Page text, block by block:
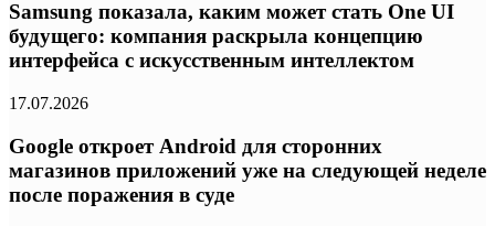
Samsung показала, каким может стать One UI
будущего: компания раскрыла концепцию
интерфейса с искусственным интеллектом
17.07.2026
Google откроет Android для сторонних
магазинов приложений уже на следующей неделе
после поражения в суде